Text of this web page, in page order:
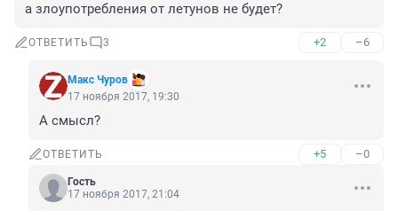
а злоупотребления от летунов не будет?
ОТВЕТИТЬ 3 +2 –6
Макс Чуров
17 ноября 2017, 19:30
А смысл?
ОТВЕТИТЬ +5 –0
Гость
17 ноября 2017, 21:04